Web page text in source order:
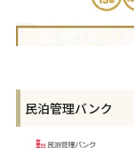
民泊管理バンク